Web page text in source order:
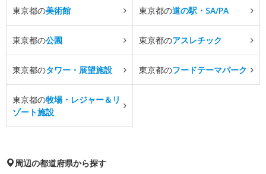
東京都の美術館 東京都の道の駅・SA/PA
東京都の公園 東京都のアスレチック
東京都のタワー・展望施設 東京都のフードテーマパーク
東京都の牧場・レジャー＆リ
ゾート施設
周辺の都道府県から探す